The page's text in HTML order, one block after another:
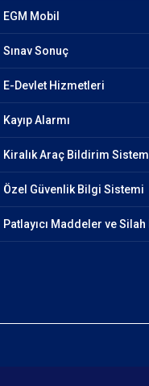
EGM Mobil
Sınav Sonuç
E-Devlet Hizmetleri
Kayıp Alarmı
Kiralık Araç Bildirim
Özel Güvenlik Bilgi Sistemi
Patlayıcı Maddeler ve